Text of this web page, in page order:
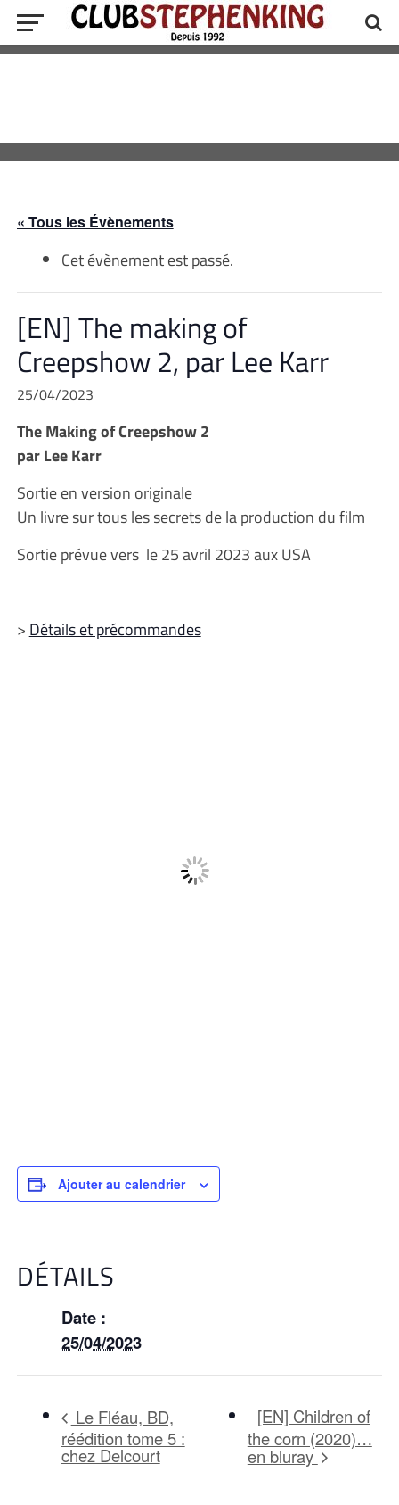
« Tous les Évènements
Cet évènement est passé.
[EN] The making of
Creepshow 2, par Lee Karr
25/04/2023
The Making of Creepshow 2
par Lee Karr
Sortie en version originale
Un livre sur tous les secrets de la production du film
Sortie prévue vers le 25 avril 2023 aux USA
> Détails et précommandes
Ajouter au calendrier
DÉTAILS
Date :
25/04/2023
Le Fléau, BD,
réédition tome 5 :
chez Delcourt
[EN] Children of
the corn (2020)…
en bluray